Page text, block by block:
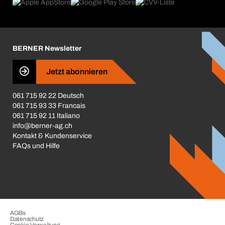
Was uns antreibt
Business Conduct
BERNER Newsletter
Jetzt abonnieren
061 715 92 22 Deutsch
061 715 93 33 Francais
061 715 92 11 Italiano
info@berner-ag.ch
Kontakt & Kundenservice
FAQs und Hilfe
AGBs
Datenschutz